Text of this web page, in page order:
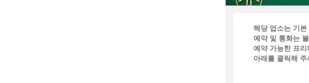
해당 업소는 기
예약 및 통화는
예약 가능한 프
아래를 클릭해 주